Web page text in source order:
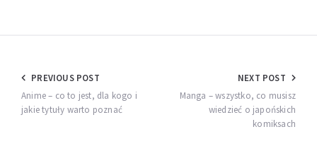
Nawigacja
wpisu
PREVIOUS POST
Anime – co to jest, dla kogo i
jakie tytuły warto poznać
NEXT POST
Manga – wszystko, co musisz
wiedzieć o japońskich
komiksach